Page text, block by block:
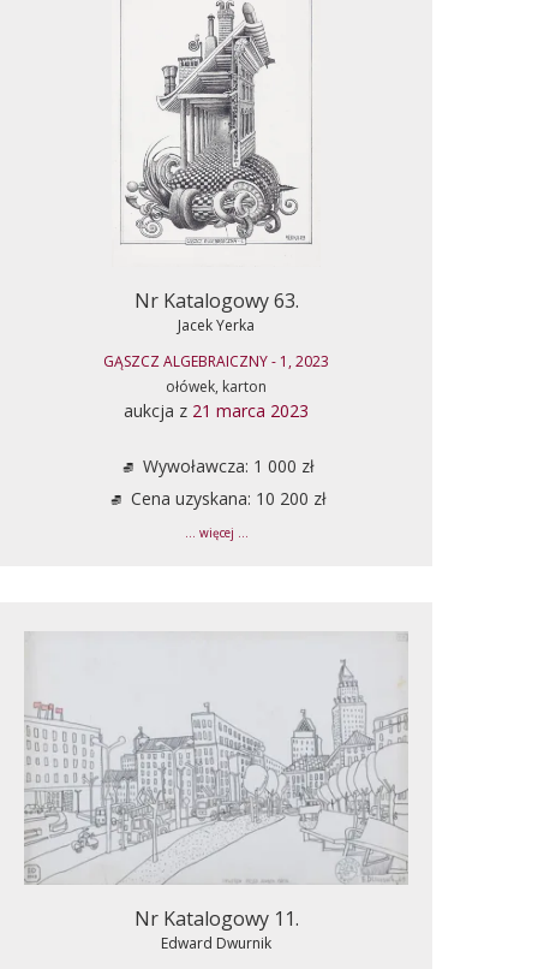
Nr Katalogowy 63.
Jacek Yerka
GĄSZCZ ALGEBRAICZNY - 1, 2023
ołówek, karton
aukcja z 21 marca 2023
Wywoławcza: 1 000 zł
Cena uzyskana: 10 200 zł
... więcej ...
Nr Katalogowy 11.
Edward Dwurnik